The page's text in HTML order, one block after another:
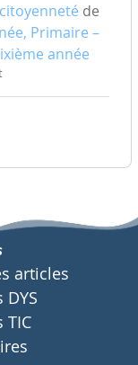
de
Primaire –
année
articles
DYS
TIC